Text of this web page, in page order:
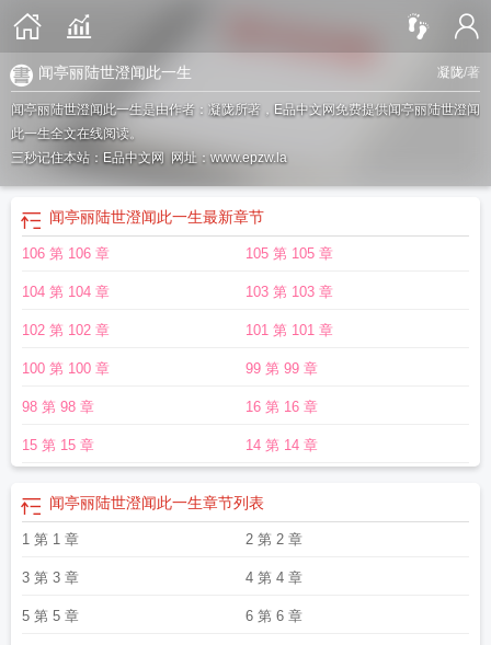
凝陇/著
闻亭丽陆世澄闻此一生
闻亭丽陆世澄闻此一生是由作者：凝陇所著，E品中文网免费提供闻亭丽陆世澄闻
此一生全文在线阅读。
三秒记住本站：E品中文网 网址：www.epzw.la
闻亭丽陆世澄闻此一生最新章节
106 第 106 章 105 第 105 章
104 第 104 章 103 第 103 章
102 第 102 章 101 第 101 章
100 第 100 章 99 第 99 章
98 第 98 章 16 第 16 章
15 第 15 章 14 第 14 章
闻亭丽陆世澄闻此一生章节列表
1 第 1 章 2 第 2 章
3 第 3 章 4 第 4 章
5 第 5 章 6 第 6 章